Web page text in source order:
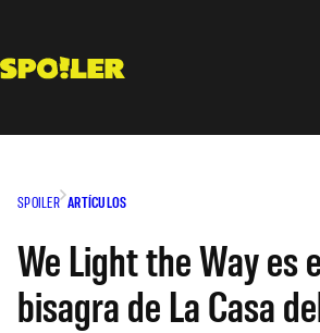
contenido
SPOILER ARTÍCULOS
We Light the Way es
bisagra de La Casa